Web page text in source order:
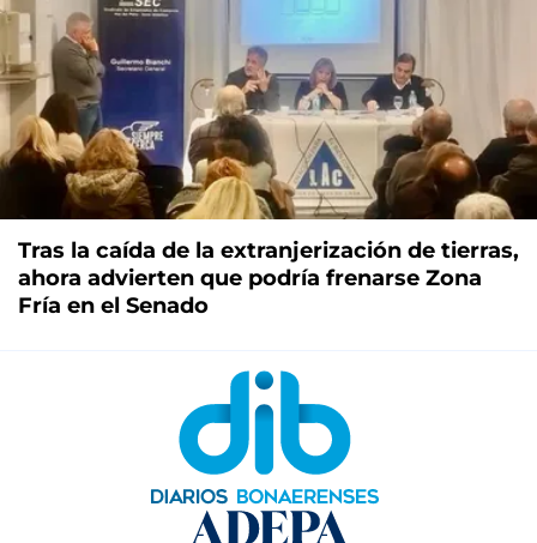
Tras la caída de la extranjerización de tierras,
ahora advierten que podría frenarse Zona
Fría en el Senado